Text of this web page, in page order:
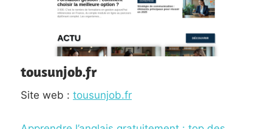
tousunjob.fr
Site web : tousunjob.fr